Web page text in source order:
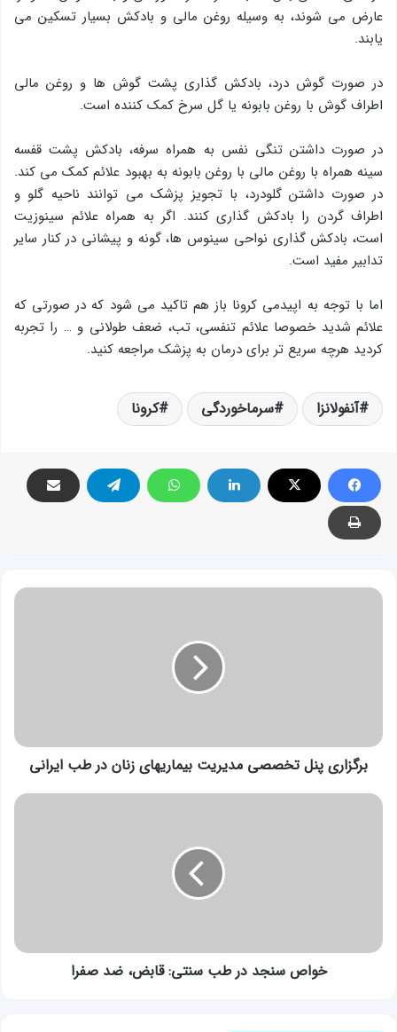
عارض می شوند، به وسیله روغن مالی و بادکش بسیار تسکین می
یابند.
در صورت گوش درد، بادکش گذاری پشت گوش ها و روغن مالی
اطراف گوش با روغن بابونه یا گل سرخ کمک کننده است.
در صورت داشتن تنگی نفس به همراه سرفه، بادکش پشت قفسه
سینه همراه با روغن مالی با روغن بابونه به بهبود علائم کمک می کند.
در صورت داشتن گلودرد، با تجویز پزشک می توانند ناحیه گلو و
اطراف گردن را بادکش گذاری کنند. اگر به همراه علائم سینوزیت
است، بادکش گذاری نواحی سینوس ها، گونه و پیشانی در کنار سایر
تدابیر مفید است.
اما با توجه به اپیدمی کرونا باز هم تاکید می شود که در صورتی که
علائم شدید خصوصا علائم تنفسی، تب، ضعف طولانی و … را تجربه
کردید هرچه سریع تر برای درمان به پزشک مراجعه کنید.
آنفولانزا سرماخوردگی کرونا
برگزاری
ایرانی
برگزاری پنل تخصصی مدیریت بیماریهای زنان در طب ایرانی
خواص
خواص سنجد در طب سنتی: قابض، ضد صفرا